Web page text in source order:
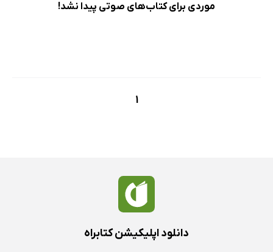
موردی برای کتاب‌های صوتی پیدا نشد!
1
دانلود اپلیکیشن کتابراه